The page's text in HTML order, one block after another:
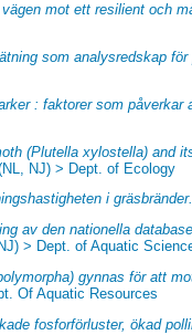
mot ett resilient och
som analysredskap för
: faktorer som påverkar
(Plutella xylostella) and
NJ) > Dept. of Ecology
i gräsbränder.
av den nationella
> Dept. of Aquatic
gynnas för att
Of Aquatic Resources
fosforförluster, ökad